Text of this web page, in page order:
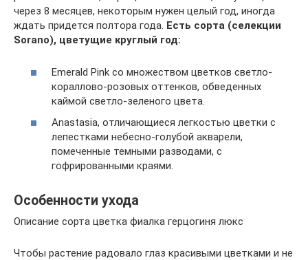
через 8 месяцев, некоторым нужен целый год, иногда
ждать придется полтора года. Есть сорта (селекции
Sorano), цветущие круглый год:
Emerald Pink со множеством цветков светло-
кораллово-розовых оттенков, обведенных
каймой светло-зеленого цвета.
Anastasia, отличающиеся легкостью цветки с
лепестками небесно-голубой акварели,
помеченные темными разводами, с
гофрированными краями.
Особенности ухода
Описание сорта цветка фиалка герцогиня люкс
Чтобы растение радовало глаз красивыми цветками и не